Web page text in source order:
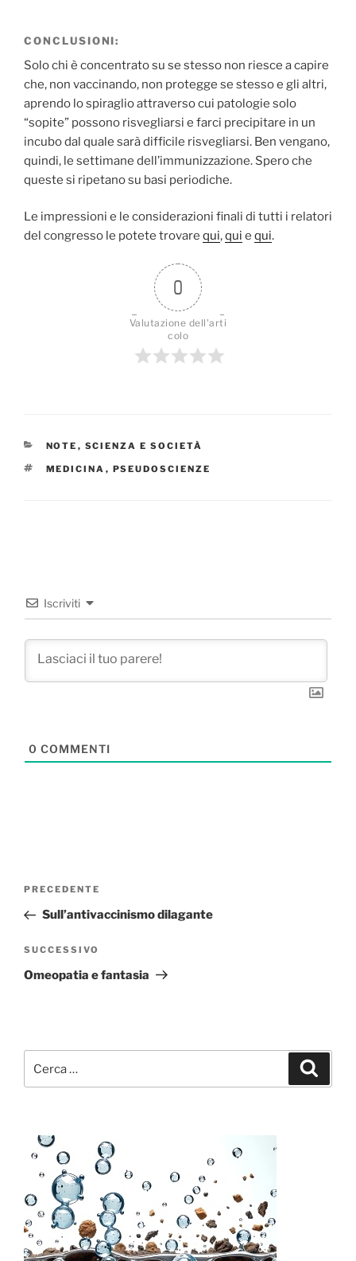
CONCLUSIONI:
Solo chi è concentrato su se stesso non riesce a capire
che, non vaccinando, non protegge se stesso e gli altri,
aprendo lo spiraglio attraverso cui patologie solo
“sopite” possono risvegliarsi e farci precipitare in un
incubo dal quale sarà difficile risvegliarsi. Ben vengano,
quindi, le settimane dell’immunizzazione. Spero che
queste si ripetano su basi periodiche.
Le impressioni e le considerazioni finali di tutti i relatori
del congresso le potete trovare qui,qui e qui.
0
Valutazione dell'arti
colo
CATEGORIE
NOTE , SCIENZA E SOCIETÀ
TAG
MEDICINA , PSEUDOSCIENZE
Iscriviti
0 COMMENTI
Navigazione
Articolo
precedente:
PRECEDENTE
Sull’antivaccinismo dilagante
Articolo
successivo
SUCCESSIVO
Omeopatia e fantasia